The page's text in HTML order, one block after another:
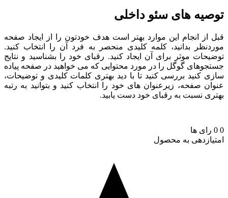
های سئو داخلی
از انجام این موارد بهتر است هدف خودتون را از ایجاد صفحه
بدانید، کلمه کلیدی منحصر به فرد آن را انتخاب کنید.
موثر برای آن ایجاد کنید. رقبای خود را بشناسید و نتایج
گوگل را در مورد محتوایی که می خواهید در صفحه پیاده
کنید بررسی کنید تا با دید بهتری کلمات کلیدی و توضیحات،
صفحه، زیرعنوان های خود را انتخاب کنید و بتوانید به رتبه
نسبت به رقبای خود دست یابید.
رای ها
به محصول